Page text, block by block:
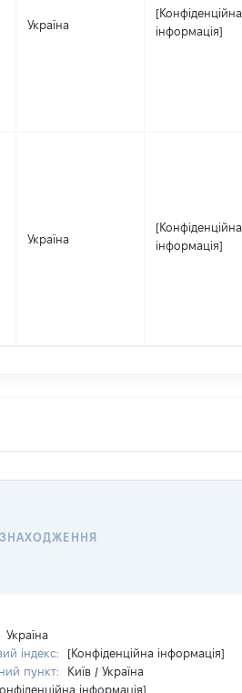
Україна
[Конфіденційна
інформація]
Україна
[Конфіденційна
інформація]
Україна
індекс:
[Конфіденційна інформація]
пункт:
Київ / Україна
інформація]